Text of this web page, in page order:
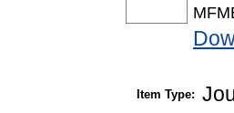
Item Type: